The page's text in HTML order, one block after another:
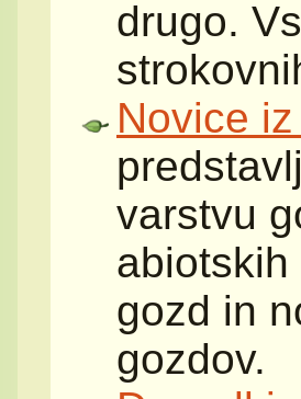
drugo.
Novice
varstvu
gozd in
gozdov.